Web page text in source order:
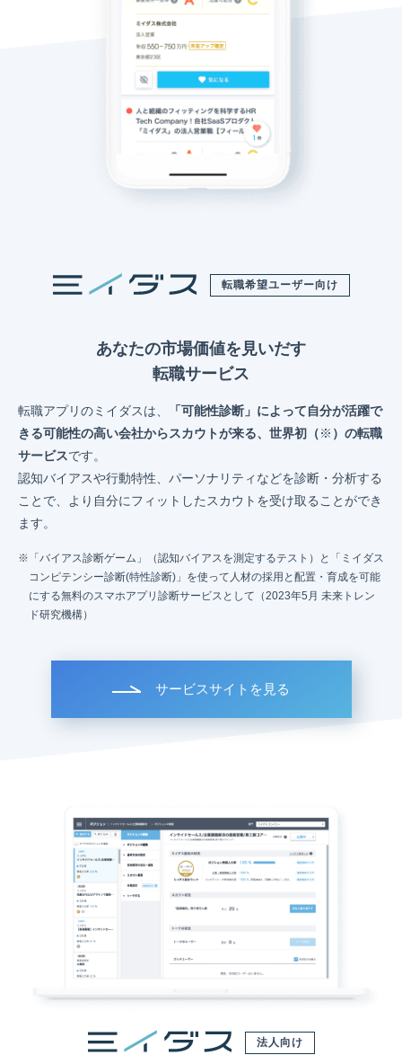
転職希望ユーザー向け
あなたの市場価値を見いだす
転職サービス
転職アプリのミイダスは、
「可能性診断」によって自分が活躍で
きる可能性の高い会社からスカウトが来る、世界初（※ ）の転職
サービスです。
認知バイアスや行動特性、パーソナリティなどを診断・分析する
ことで、より自分にフィットしたスカウトを受け取ることができ
ます。
「バイアス診断ゲーム」（認知バイアスを測定するテスト）と「ミイダス
コンピテンシー診断(特性診断)」を使って人材の採用と配置・育成を可能
にする無料のスマホアプリ診断サービスとして（2023年5月 未来トレン
ド研究機構）
サービスサイトを見る
法人向け